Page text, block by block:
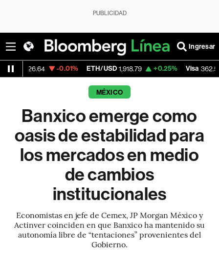
PUBLICIDAD
Ingresar
-0.01% ETH/USD 1,918.79 +0.25% Visa 362.50 -2.15%
MÉXICO
Banxico emerge como
oasis de estabilidad para
los mercados en medio
de cambios
institucionales
Economistas en jefe de Cemex, JP Morgan México y
Actinver coinciden en que Banxico ha mantenido su
autonomía libre de “tentaciones” provenientes del
Gobierno.